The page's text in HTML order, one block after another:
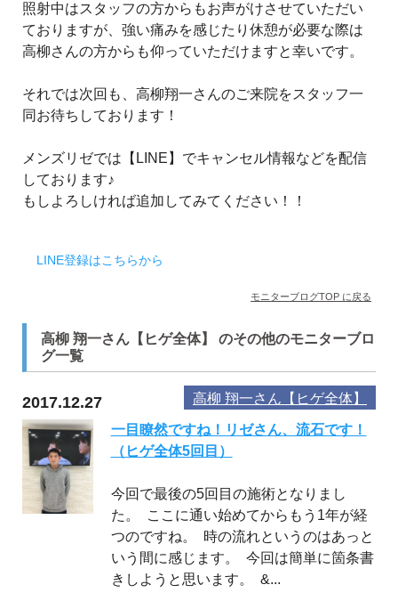
照射中はスタッフの方からもお声がけさせていただい
ておりますが、強い痛みを感じたり休憩が必要な際は
高柳さんの方からも仰っていただけますと幸いです。
それでは次回も、高柳翔一さんのご来院をスタッフ一
同お待ちしております！
メンズリゼでは【LINE】でキャンセル情報などを配信
しております♪
もしよろしければ追加してみてください！！
LINE登録はこちらから
モニターブログTOP に戻る
高柳 翔一さん【ヒゲ全体】 のその他のモニターブロ
グ一覧
2017.12.27 高柳 翔一さん【ヒゲ全体】
一目瞭然ですね！リゼさん、流石です！
（ヒゲ全体5回目）
今回で最後の5回目の施術となりまし
た。 ここに通い始めてからもう1年が経
つのですね。 時の流れというのはあっと
いう間に感じます。 今回は簡単に箇条書
きしようと思います。 &...